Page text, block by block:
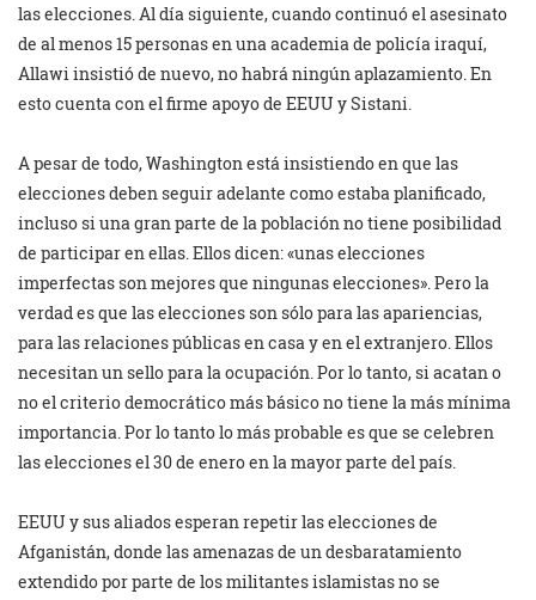
las elecciones. Al día siguiente, cuando continuó el asesinato
de al menos 15 personas en una academia de policía iraquí,
Allawi insistió de nuevo, no habrá ningún aplazamiento. En
esto cuenta con el firme apoyo de EEUU y Sistani.
A pesar de todo, Washington está insistiendo en que las
elecciones deben seguir adelante como estaba planificado,
incluso si una gran parte de la población no tiene posibilidad
de participar en ellas. Ellos dicen: «unas elecciones
imperfectas son mejores que ningunas elecciones». Pero la
verdad es que las elecciones son sólo para las apariencias,
para las relaciones públicas en casa y en el extranjero. Ellos
necesitan un sello para la ocupación. Por lo tanto, si acatan o
no el criterio democrático más básico no tiene la más mínima
importancia. Por lo tanto lo más probable es que se celebren
las elecciones el 30 de enero en la mayor parte del país.
EEUU y sus aliados esperan repetir las elecciones de
Afganistán, donde las amenazas de un desbaratamiento
extendido por parte de los militantes islamistas no se